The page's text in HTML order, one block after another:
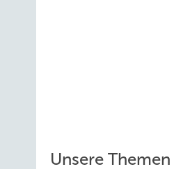
Unsere Themen